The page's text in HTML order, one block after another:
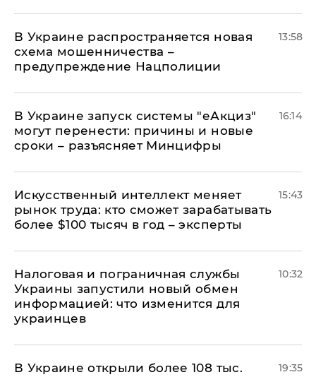
В Украине распространяется новая
схема мошенничества –
предупреждение Нацполиции
13:58
В Украине запуск системы "еАкциз"
могут перенести: причины и новые
сроки – разъясняет Минцифры
16:14
Искусственный интеллект меняет
рынок труда: кто сможет зарабатывать
более $100 тысяч в год – эксперты
15:43
Налоговая и пограничная службы
Украины запустили новый обмен
информацией: что изменится для
украинцев
10:32
В Украине открыли более 108 тыс.
19:35